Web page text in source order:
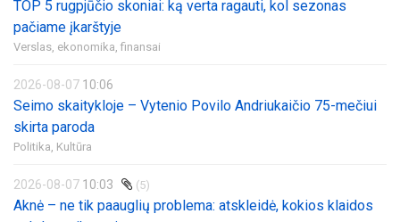
TOP 5 rugpjūčio skoniai: ką verta ragauti, kol sezonas
pačiame įkarštyje
Verslas, ekonomika, finansai
2026-08-07 10:06
Seimo skaitykloje – Vytenio Povilo Andriukaičio 75-mečiui
skirta paroda
Politika, Kultūra
2026-08-07 10:03 (5)
Aknė – ne tik paauglių problema: atskleidė, kokios klaidos